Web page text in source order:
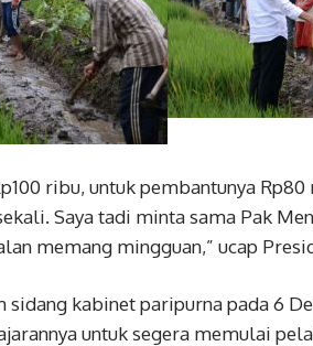
ribu, untuk pembantunya
Saya tadi minta sama Pak
memang mingguan,” ucap
sidang kabinet paripurna pada 6
untuk segera memulai